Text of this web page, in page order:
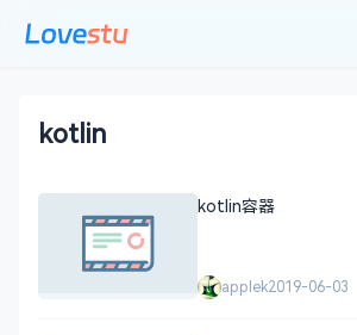
kotlin
kotlin容器
applek2019-06-03